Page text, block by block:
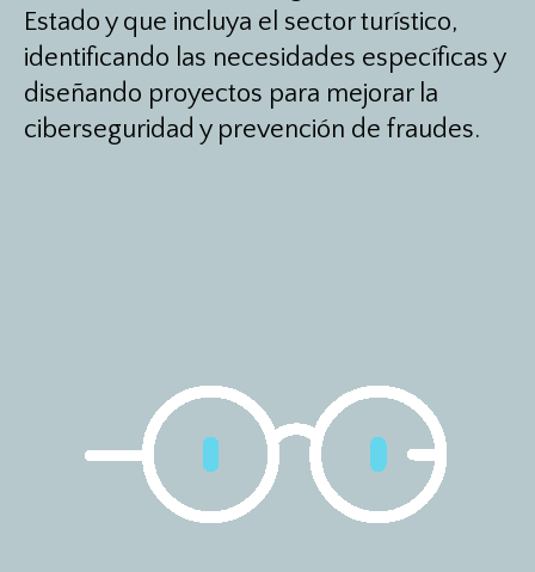
Estado y que incluya el sector turístico,
identificando las necesidades específicas y
diseñando proyectos para mejorar la
ciberseguridad y prevención de fraudes.